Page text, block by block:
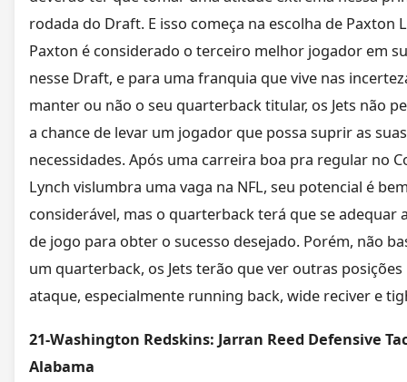
rodada do Draft. E isso começa na escolha de Paxton
Paxton é considerado o terceiro melhor jogador em
nesse Draft, e para uma franquia que vive nas
manter ou não o seu quarterback titular, os Jets não
a chance de levar um jogador que possa suprir as suas
necessidades. Após uma carreira boa pra regular no
Lynch vislumbra uma vaga na NFL, seu potencial é
considerável, mas o quarterback terá que se adequar
de jogo para obter o sucesso desejado. Porém, não
um quarterback, os Jets terão que ver outras posições
ataque, especialmente running back, wide reciver e
21-Washington Redskins: Jarran Reed Defensive
Alabama